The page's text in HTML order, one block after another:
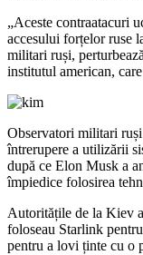
„Aceste contraatacuri
accesului forțelor ruse
militari ruși,
institutul american,
Observatori militari
întrerupere a utilizării
după ce Elon Musk a
împiedice folosirea
Autoritățile de la Kiev
foloseau Starlink
pentru a lovi ținte cu o